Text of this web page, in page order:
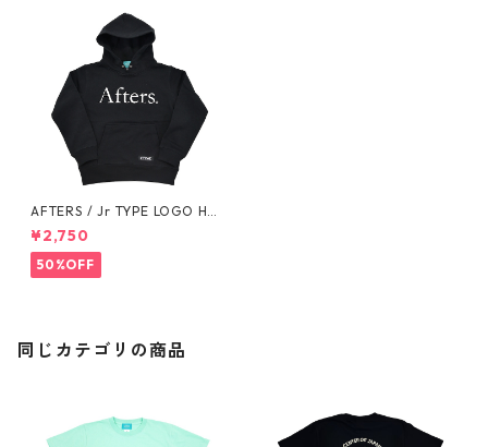
AFTERS / Jr TYPE LOGO HO
ODIE
¥2,750
50%OFF
同じカテゴリの商品